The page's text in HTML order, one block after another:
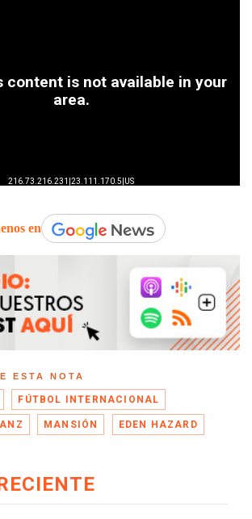
en
ESTA NOTA
FÚTBOL INTERNACIONAL
MANSIÓN EDEN HAZARD